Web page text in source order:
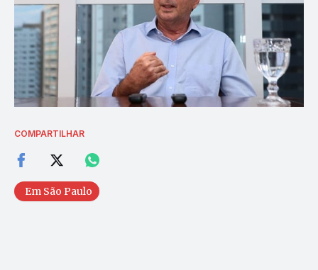
COMPARTILHAR
Em São Paulo